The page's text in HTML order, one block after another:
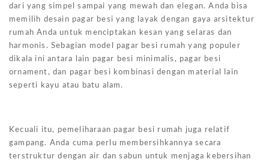
dari yang simpel sampai yang mewah dan elegan. Anda bisa
memilih desain pagar besi yang layak dengan gaya arsitektur
rumah Anda untuk menciptakan kesan yang selaras dan
harmonis. Sebagian model pagar besi rumah yang populer
dikala ini antara lain pagar besi minimalis, pagar besi
ornament, dan pagar besi kombinasi dengan material lain
seperti kayu atau batu alam.
Kecuali itu, pemeliharaan pagar besi rumah juga relatif
gampang. Anda cuma perlu membersihkannya secara
terstruktur dengan air dan sabun untuk menjaga kebersihan